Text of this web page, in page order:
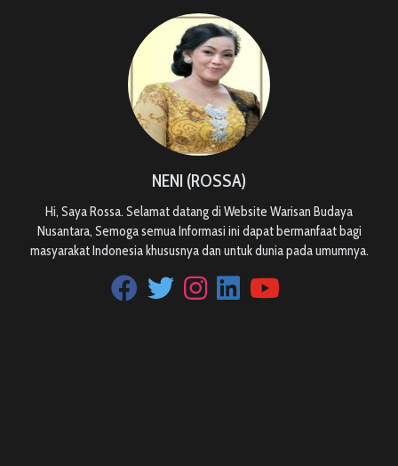
NENI (ROSSA)
Hi, Saya Rossa. Selamat datang di Website Warisan Budaya
Nusantara, Semoga semua Informasi ini dapat bermanfaat bagi
masyarakat Indonesia khususnya dan untuk dunia pada umumnya.